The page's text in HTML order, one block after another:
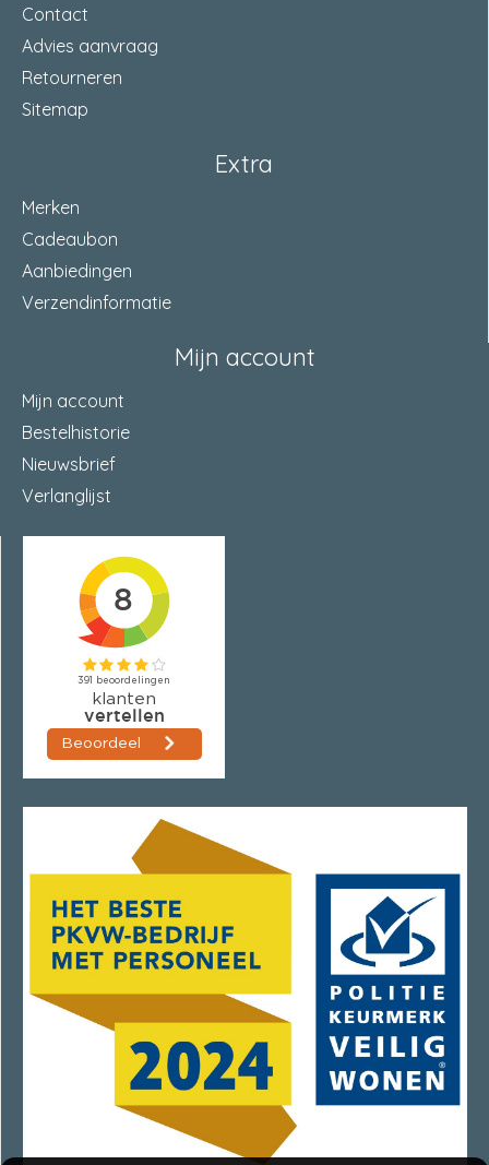
Contact
Advies aanvraag
Retourneren
Sitemap
Extra
Merken
Cadeaubon
Aanbiedingen
Verzendinformatie
Mijn account
Mijn account
Bestelhistorie
Nieuwsbrief
Verlanglijst